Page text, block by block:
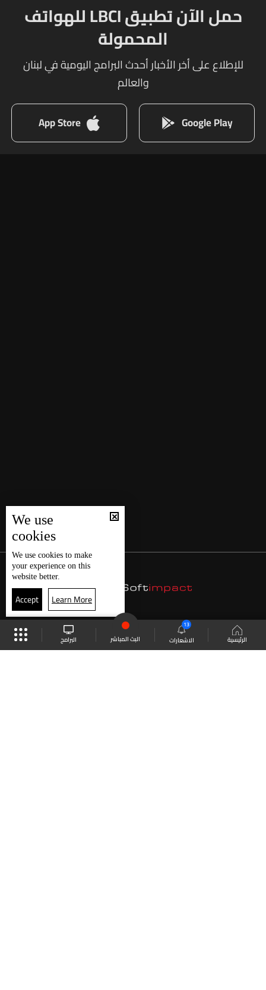
الرئيسية الاشعارات
13
البث المباشر البرامج
حمل الآن تطبيق LBCI للهواتف
المحمولة
للإطلاع على أخر الأخبار أحدث البرامج اليومية في لبنان
والعالم
Google Play
App Store
We use
cookies
We use cookies to make
your experience on this
website better.
Accept Learn More
موقع البرامج الجدول البث المباشر